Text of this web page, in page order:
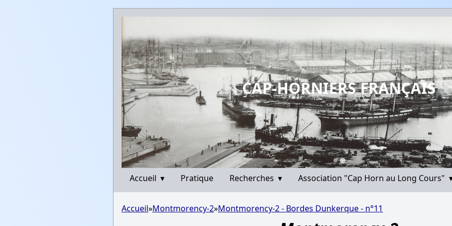
CAP-HORNIERS FRANÇAIS
Accueil ▾ Pratique Recherches ▾ Association "Cap Horn au Long Cours"
Accueil»Montmorency-2»Montmorency-2 - Bordes Dunkerque - n°11